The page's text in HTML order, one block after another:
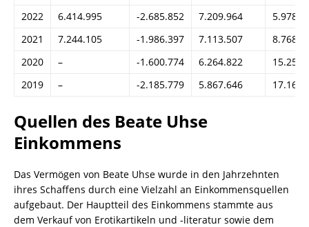
2022 6.414.995 -2.685.852 7.209.964
2021
7.244.105 -1.986.397 7.113.507
2020
– -1.600.774 6.264.822
2019
– -2.185.779 5.867.646
Quellen des Beate Uhse
Einkommens
Das Vermögen von Beate Uhse wurde in den Jahrzehnten
ihres Schaffens durch eine Vielzahl an Einkommensquellen
aufgebaut. Der Hauptteil des Einkommens stammte aus
dem Verkauf von Erotikartikeln und -literatur sowie dem